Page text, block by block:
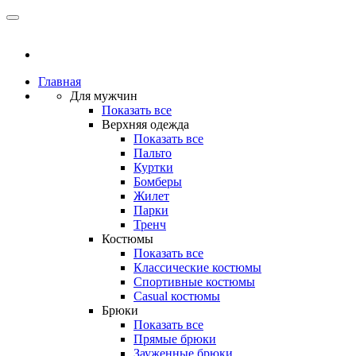
Главная
Для мужчин
Показать все
Верхняя одежда
Показать все
Пальто
Куртки
Бомберы
Жилет
Парки
Тренч
Костюмы
Показать все
Классические костюмы
Спортивные костюмы
Casual костюмы
Брюки
Показать все
Прямые брюки
Зауженные брюки